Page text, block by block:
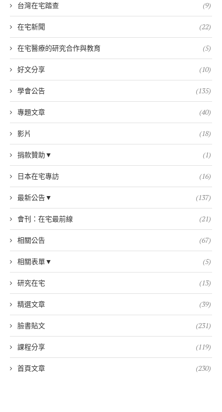
台灣在宅踏查 (9)
在宅新聞 (22)
在宅醫療的研究合作與教育 (5)
好文分享 (10)
學會公告 (135)
專題文章 (40)
影片 (18)
捐款贊助▼ (1)
日本在宅專訪 (16)
最新公告▼ (137)
會刊：在宅最前線 (21)
相關公告 (67)
相關表單▼ (5)
研究在宅 (13)
精選文章 (39)
臉書貼文 (231)
課程分享 (119)
首頁文章 (230)